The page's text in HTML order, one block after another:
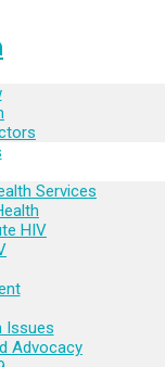
Services
HIV
Issues
Advocacy
ลกระทบจากการ
กที่สุดคือปอด ไวรัส
ณะนี้ดูเหมือนว่าจะ
ผลของการวิจัย
ด์ และอังกฤษแสดง
าการป่วยที่ไม่